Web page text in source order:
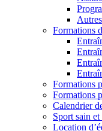
Formations
Formations
Formations
Calendrier
Sport sain
Location